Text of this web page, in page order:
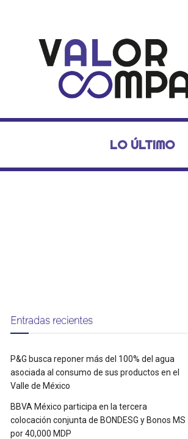
LO ÚLTIMO
Entradas recientes
P&G busca reponer más del 100% del agua
asociada al consumo de sus productos en el
Valle de México
BBVA México participa en la tercera
colocación conjunta de BONDESG y Bonos MS
por 40,000 MDP